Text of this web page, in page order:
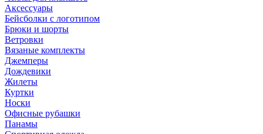
Аксессуары
Бейсболки с логотипом
Брюки и шорты
Ветровки
Вязаные комплекты
Джемперы
Дождевики
Жилеты
Куртки
Носки
Офисные рубашки
Панамы